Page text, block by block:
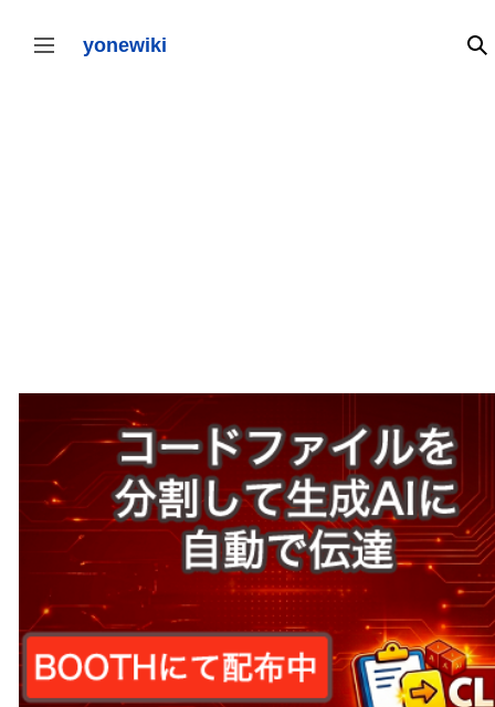
テ
サイドバーの切り替え yonewiki 検